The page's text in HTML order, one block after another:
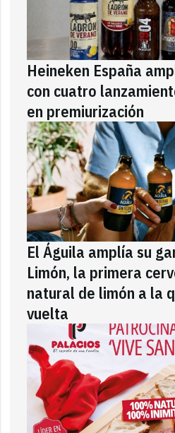
Heineken España
con cuatro
en premiurización
El Águila amplía su
Limón, la primera
natural de limón a la
vuelta